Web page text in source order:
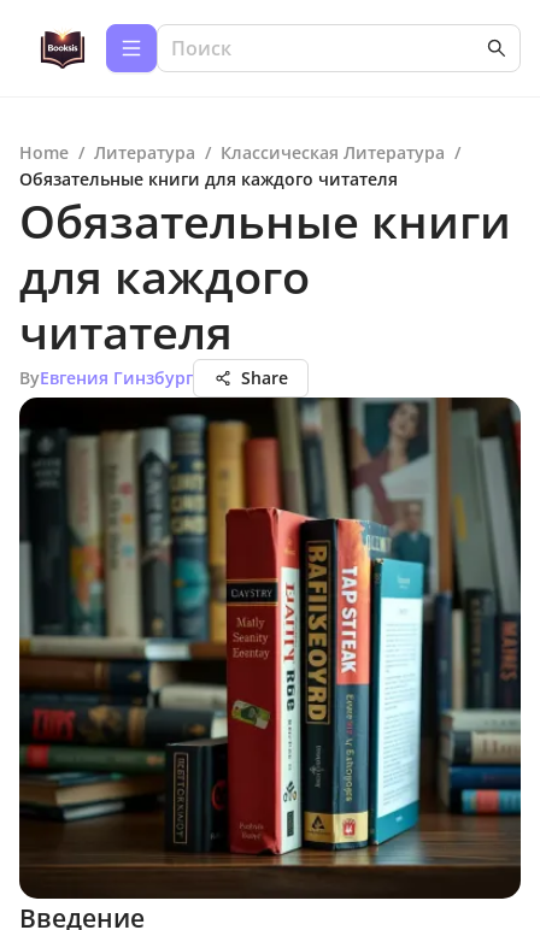
Home / Литература / Классическая Литература /
Обязательные книги для каждого читателя
Обязательные книги
для каждого
читателя
ByЕвгения Гинзбург Share
Введение